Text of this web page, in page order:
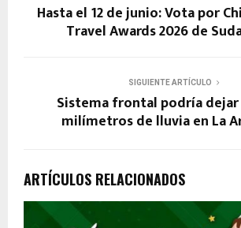
Hasta el 12 de junio: Vota por
Travel Awards 2026 de
SIGUIENTE ARTÍCULO
Sistema frontal podría
milímetros de lluvia en La
ARTÍCULOS RELACIONADOS